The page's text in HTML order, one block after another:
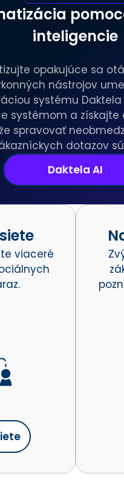
inteligencie
opakujúce sa
nástrojov
systému
systémom a získajte
spravovať
dotazov
Daktela AI
viaceré